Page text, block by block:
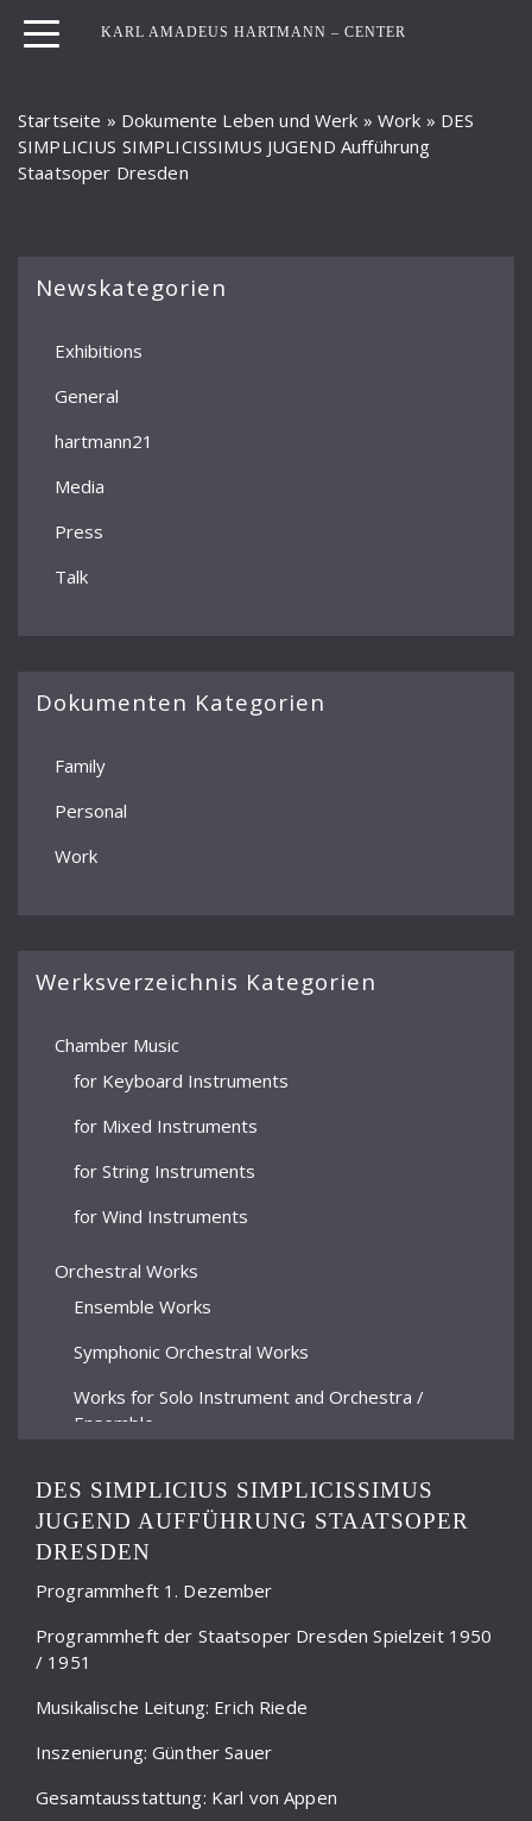
KARL AMADEUS HARTMANN – CENTER
Startseite » Dokumente Leben und Werk »Work » DES
SIMPLICIUS SIMPLICISSIMUS JUGEND Aufführung
Staatsoper Dresden
Newskategorien
Exhibitions
General
hartmann21
Media
Press
Talk
Dokumenten Kategorien
Family
Personal
Work
Werksverzeichnis Kategorien
Chamber Music
for Keyboard Instruments
for Mixed Instruments
for String Instruments
for Wind Instruments
Orchestral Works
Ensemble Works
Symphonic Orchestral Works
Works for Solo Instrument and Orchestra /
Ensemble
Stage Works
Incidental Music
Operas
Choral Music
DES SIMPLICIUS SIMPLICISSIMUS
JUGEND AUFFÜHRUNG STAATSOPER
DRESDEN
Programmheft 1. Dezember
Programmheft der Staatsoper Dresden Spielzeit 1950
/ 1951
Musikalische Leitung: Erich Riede
Inszenierung: Günther Sauer
Gesamtausstattung: Karl von Appen